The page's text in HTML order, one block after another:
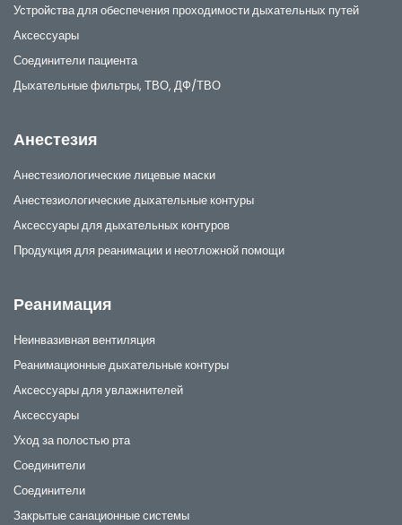
Устройства для обеспечения проходимости дыхательных путей
Аксессуары
Соединители пациента
Дыхательные фильтры, ТВО, ДФ/ТВО
Анестезия
Анестезиологические лицевые маски
Анестезиологические дыхательные контуры
Аксессуары для дыхательных контуров
Продукция для реанимации и неотложной помощи
Реанимация
Неинвазивная вентиляция
Реанимационные дыхательные контуры
Аксессуары для увлажнителей
Аксессуары
Уход за полостью рта
Соединители
Соединители
Закрытые санационные системы